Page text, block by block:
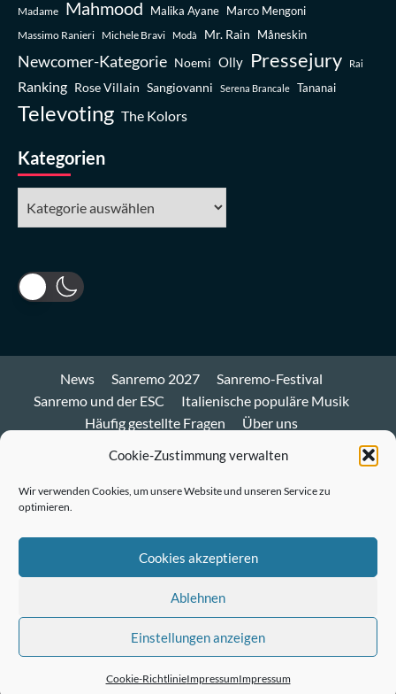
Cookie-Zustimmung verwalten
Wir verwenden Cookies, um unsere Website und unseren Service zu
optimieren.
Cookies akzeptieren
Ablehnen
Einstellungen anzeigen
Cookie-RichtlinieImpressumImpressum
Madame Mahmood Malika Ayane Marco Mengoni
Massimo Ranieri Michele Bravi Modà Mr. Rain Måneskin
Newcomer-Kategorie Noemi Olly Pressejury Rai
Ranking Rose Villain Sangiovanni Serena Brancale Tananai
Televoting The Kolors
Kategorien
News Sanremo 2027
Sanremo-Festival
Sanremo und der ESC
Italienische populäre Musik
Häufig gestellte Fragen
Über uns
Mastodon
Twitter
LinkedIn
© Sanremo-Festival.de|CoverNewsby AF themes.